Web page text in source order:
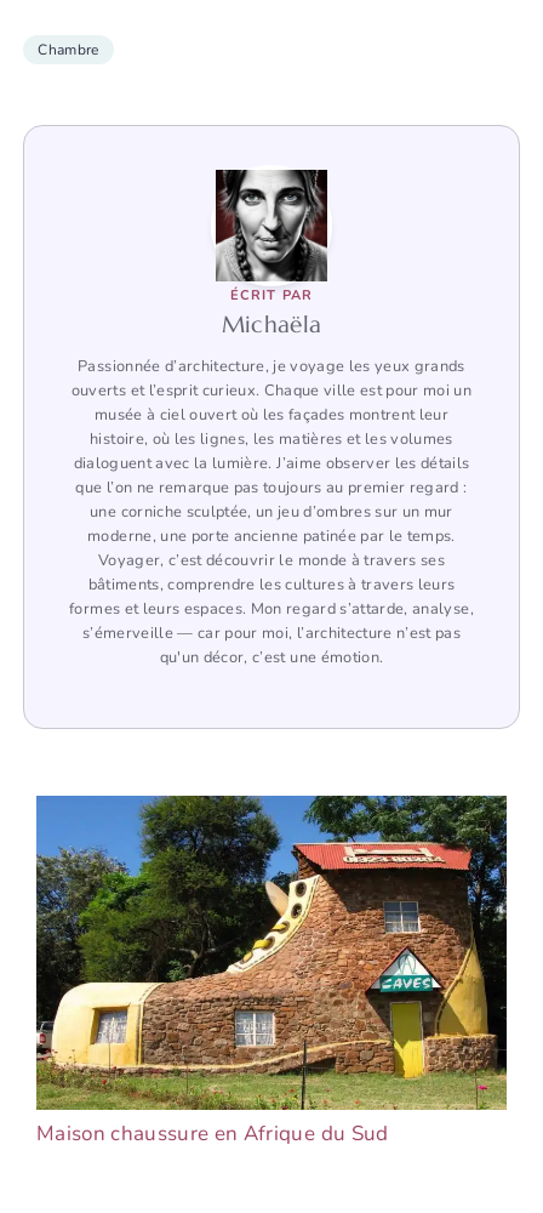
Chambre
ÉCRIT PAR
Michaëla
Passionnée d’architecture, je voyage les yeux grands
ouverts et l’esprit curieux. Chaque ville est pour moi un
musée à ciel ouvert où les façades montrent leur
histoire, où les lignes, les matières et les volumes
dialoguent avec la lumière. J’aime observer les détails
que l’on ne remarque pas toujours au premier regard :
une corniche sculptée, un jeu d’ombres sur un mur
moderne, une porte ancienne patinée par le temps.
Voyager, c’est découvrir le monde à travers ses
bâtiments, comprendre les cultures à travers leurs
formes et leurs espaces. Mon regard s’attarde, analyse,
s’émerveille — car pour moi, l’architecture n’est pas
qu'un décor, c’est une émotion.
Maison chaussure en Afrique du Sud